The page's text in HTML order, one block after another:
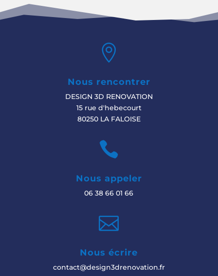

Nous rencontrer
DESIGN 3D RENOVATION
15 rue d'hebecourt
80250 LA FALOISE

Nous appeler
06 38 66 01 66

Nous écrire
contact@design3drenovation.fr